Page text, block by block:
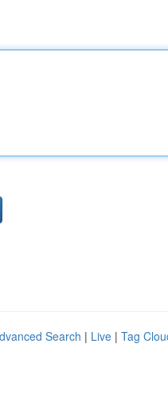
Search | Live | Tag